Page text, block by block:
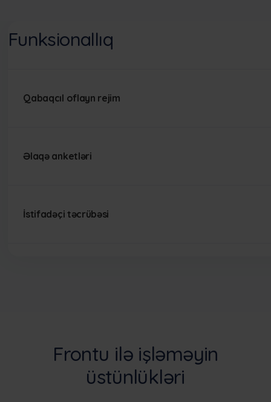
Funksionallıq
Qabaqcıl oflayn rejim
Əlaqə anketləri
İstifadəçi təcrübəsi
Frontu ilə işləməyin
üstünlükləri